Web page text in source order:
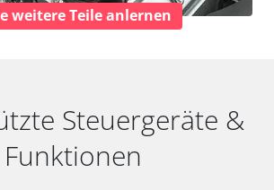
weitere Teile anlernen
Steuergeräte &
Funktionen